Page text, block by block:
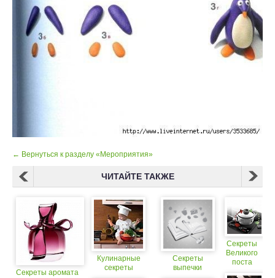
← Вернуться к разделу «Мероприятия»
ЧИТАЙТЕ ТАКЖЕ
Секреты аромата
Кулинарные
секреты
Секреты
выпечки
Секреты
Великого
поста